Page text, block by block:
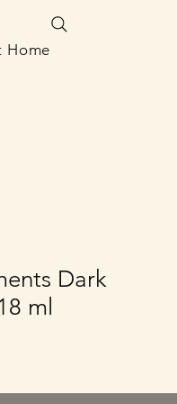
Home
Dark
ml